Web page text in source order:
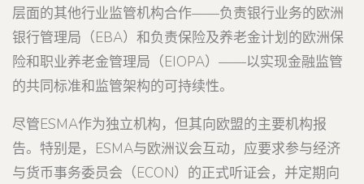
层面的其他行业监管机构合作——负责银行业务的欧洲
银行管理局（EBA）和负责保险及养老金计划的欧洲保
险和职业养老金管理局（EIOPA）——以实现金融监管
的共同标准和监管架构的可持续性。
尽管ESMA作为独立机构，但其向欧盟的主要机构报
告。特别是，ESMA与欧洲议会互动，应要求参与经济
与货币事务委员会（ECON）的正式听证会，并定期向